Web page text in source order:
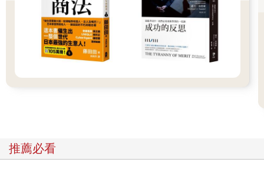
大戰過後沒多久就賣掉了。」
我猜他大概是這間俱樂部的美酒委員會成員。我說，「經營那種
生意一定很有趣。」
「噢，那當然。」他興致盎然地說，「好酒是一門有趣至極的學
問——有趣至極，這我可以保證。」
在這個挑高深長的房間裡，基本上只有我們兩人。我們放鬆地窩
在並排的椅中靜靜說著話，每一句話之間都停頓良久。在疲累的
說出叔叔的名字。
他微笑，「我替他代理過，我們是很好的朋友，但那是很久以前
推薦必看